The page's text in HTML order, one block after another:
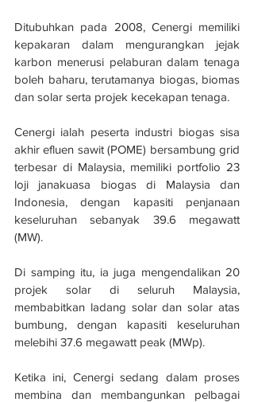
Ditubuhkan pada 2008, Cenergi memiliki
kepakaran dalam mengurangkan jejak
karbon menerusi pelaburan dalam tenaga
boleh baharu, terutamanya biogas, biomas
dan solar serta projek kecekapan tenaga.
Cenergi ialah peserta industri biogas sisa
akhir efluen sawit (POME) bersambung grid
terbesar di Malaysia, memiliki portfolio 23
loji janakuasa biogas di Malaysia dan
Indonesia, dengan kapasiti penjanaan
keseluruhan sebanyak 39.6 megawatt
(MW).
Di samping itu, ia juga mengendalikan 20
projek solar di seluruh Malaysia,
membabitkan ladang solar dan solar atas
bumbung, dengan kapasiti keseluruhan
melebihi 37.6 megawatt peak (MWp).
Ketika ini, Cenergi sedang dalam proses
membina dan membangunkan pelbagai